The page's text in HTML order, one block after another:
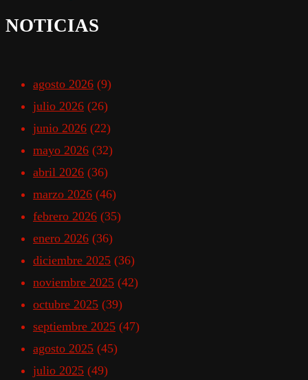
NOTICIAS
agosto 2026 (9)
julio 2026 (26)
junio 2026 (22)
mayo 2026 (32)
abril 2026 (36)
marzo 2026 (46)
febrero 2026 (35)
enero 2026 (36)
diciembre 2025 (36)
noviembre 2025 (42)
octubre 2025 (39)
septiembre 2025 (47)
agosto 2025 (45)
julio 2025 (49)